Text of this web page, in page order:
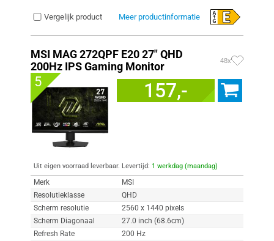
Vergelijk product Meer productinformatie
MSI MAG 272QPF E20 27" QHD
200Hz IPS Gaming Monitor
48x
5 157,-
Uit eigen voorraad leverbaar. Levertijd: 1 werkdag (maandag)
Merk
MSI
Resolutieklasse
QHD
Scherm resolutie
2560 x 1440 pixels
Scherm Diagonaal
27.0 inch (68.6cm)
Refresh Rate
200 Hz